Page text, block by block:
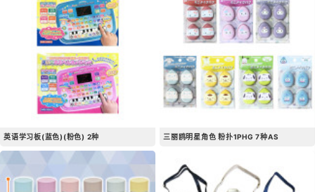
英语学习板(蓝色)(粉色) 2种 三丽鸥明星角色 粉扑1PHG 7种AS